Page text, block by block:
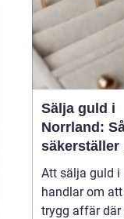
Sälja guld i
Norrland:
säkerställer
trygg affär
Att sälja guld i
handlar om
trygg affär där